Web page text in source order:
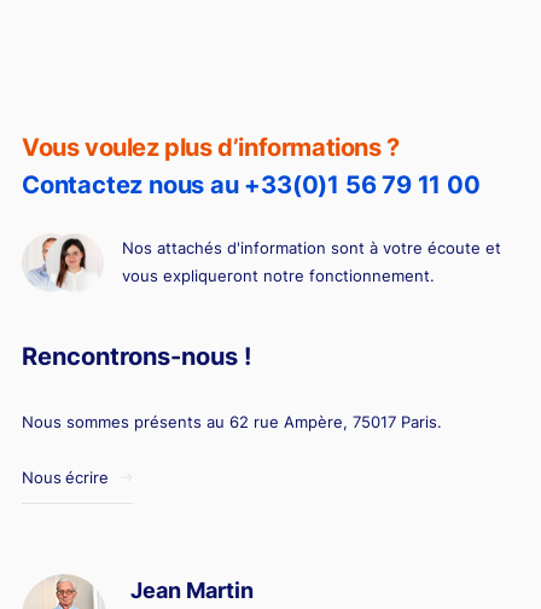
Vous voulez plus d’informations ?
Contactez nous au +33(0)1 56 79 11 00
Nos attachés d'information sont à votre écoute et
vous expliqueront notre fonctionnement.
Rencontrons-nous !
Nous sommes présents au 62 rue Ampère, 75017 Paris.
Nous écrire
Jean Martin